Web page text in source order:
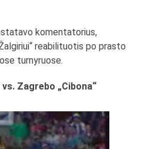
komentatorius,
reabilituotis po prasto
turnyruose.
Zagrebo „Cibona“